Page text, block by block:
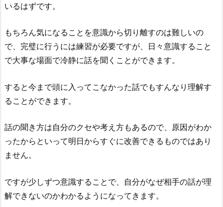
いるはずです。
もちろん気になることを意識から切り離すのは難しいの
で、完璧に行うには練習が必要ですが、日々意識すること
で大事な場面で冷静に話を聞くことができます。
すると今まで頭に入ってこなかった話でもすんなり理解す
ることができます。
話の聞き方は自分のクセや考え方もあるので、原因がわか
ったからといって明日からすぐに改善できるものではあり
ません。
ですが少しずつ意識することで、自分がなぜ相手の話が理
解できないのかわかるようになってきます。